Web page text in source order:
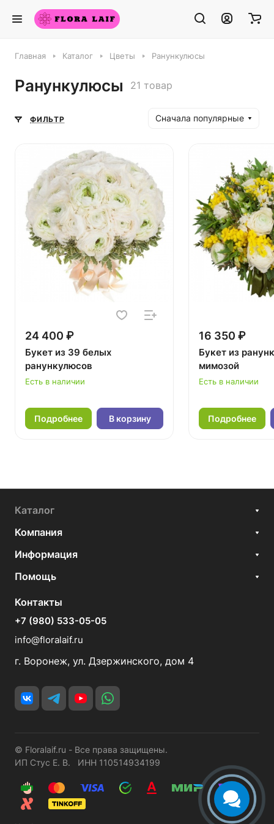
Главная Каталог Цветы Ранункулюсы
Ранункулюсы 21 товар
ФИЛЬТР Сначала популярные
24 400 ₽
Букет из 39 белых
ранункулюсов
Есть в наличии
Подробнее В корзину
16 350 ₽
Букет из
мимозой
Есть в наличии
Подробнее
Каталог
Компания
Информация
Помощь
Контакты
+7 (980) 533-05-05
info@floralaif.ru
г. Воронеж, ул. Дзержинского, дом 4
© Floralaif.ru - Все права защищены.
ИП Стус Е. В. ИНН 110514934199